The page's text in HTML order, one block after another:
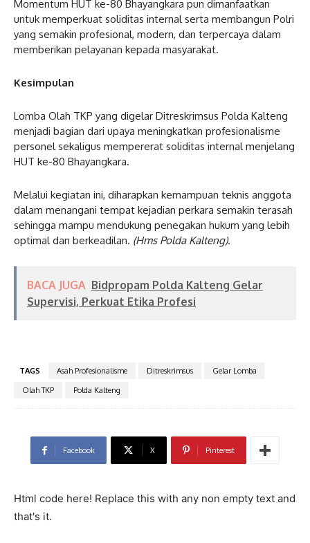
Momentum HUT ke-80 Bhayangkara pun dimanfaatkan
untuk memperkuat soliditas internal serta membangun Polri
yang semakin profesional, modern, dan terpercaya dalam
memberikan pelayanan kepada masyarakat.
Kesimpulan
Lomba Olah TKP yang digelar Ditreskrimsus Polda Kalteng
menjadi bagian dari upaya meningkatkan profesionalisme
personel sekaligus mempererat soliditas internal menjelang
HUT ke-80 Bhayangkara.
Melalui kegiatan ini, diharapkan kemampuan teknis anggota
dalam menangani tempat kejadian perkara semakin terasah
sehingga mampu mendukung penegakan hukum yang lebih
optimal dan berkeadilan. (Hms Polda Kalteng).
BACA JUGA Bidpropam Polda Kalteng Gelar
Supervisi, Perkuat Etika Profesi
TAGS Asah Profesionalisme Ditreskrimsus
Gelar Lomba
Olah TKP
Polda Kalteng
Facebook X Pinterest
Html code here! Replace this with any non empty text and
that's it.